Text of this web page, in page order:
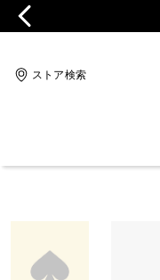
ストア検索